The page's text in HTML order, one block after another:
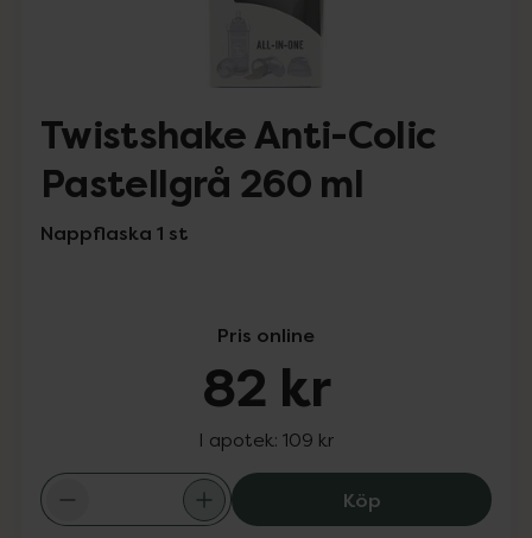
Twistshake Anti-Colic
Pastellgrå 260 ml
Nappflaska 1 st
Pris online
82 kr
I apotek: 109 kr
KöpTwistshake